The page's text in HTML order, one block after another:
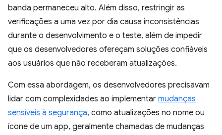
banda permaneceu alto. Além disso, restringir as
verificações a uma vez por dia causa inconsistências
durante o desenvolvimento e o teste, além de impedir
que os desenvolvedores ofereçam soluções confiáveis
aos usuários que não receberam atualizações.
Com essa abordagem, os desenvolvedores precisavam
lidar com complexidades ao implementar mudanças
sensíveis à segurança, como atualizações no nome ou
ícone de um app, geralmente chamadas de mudanças